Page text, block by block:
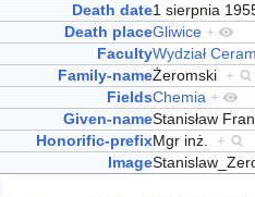
Death date1 sierpnia
Death placeGliwice +
FacultyWydział
Family-nameŻeromski +
FieldsChemia +
Given-nameStanisław
Honorific-prefixMgr inż. +
Image